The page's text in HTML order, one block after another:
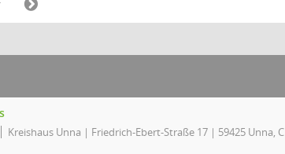
Kreishaus Unna | Friedrich-Ebert-Straße 17 | 59425 Unna,